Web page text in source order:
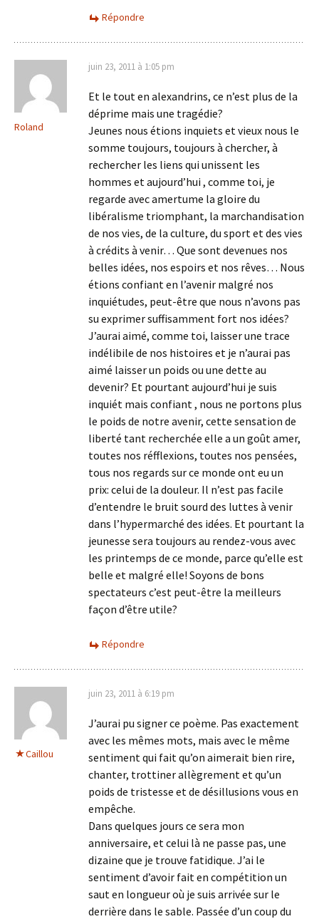
Répondre
Roland
juin 23, 2011 à 1:05 pm
Et le tout en alexandrins, ce n’est plus de la
déprime mais une tragédie?
Jeunes nous étions inquiets et vieux nous le
somme toujours, toujours à chercher, à
rechercher les liens qui unissent les
hommes et aujourd’hui , comme toi, je
regarde avec amertume la gloire du
libéralisme triomphant, la marchandisation
de nos vies, de la culture, du sport et des vies
à crédits à venir… Que sont devenues nos
belles idées, nos espoirs et nos rêves… Nous
étions confiant en l’avenir malgré nos
inquiétudes, peut-être que nous n’avons pas
su exprimer suffisamment fort nos idées?
J’aurai aimé, comme toi, laisser une trace
indélibile de nos histoires et je n’aurai pas
aimé laisser un poids ou une dette au
devenir? Et pourtant aujourd’hui je suis
inquiét mais confiant , nous ne portons plus
le poids de notre avenir, cette sensation de
liberté tant recherchée elle a un goût amer,
toutes nos réfflexions, toutes nos pensées,
tous nos regards sur ce monde ont eu un
prix: celui de la douleur. Il n’est pas facile
d’entendre le bruit sourd des luttes à venir
dans l’hypermarché des idées. Et pourtant la
jeunesse sera toujours au rendez-vous avec
les printemps de ce monde, parce qu’elle est
belle et malgré elle! Soyons de bons
spectateurs c’est peut-être la meilleurs
façon d’être utile?
Répondre
Caillou
juin 23, 2011 à 6:19 pm
J’aurai pu signer ce poème. Pas exactement
avec les mêmes mots, mais avec le même
sentiment qui fait qu’on aimerait bien rire,
chanter, trottiner allègrement et qu’un
poids de tristesse et de désillusions vous en
empêche.
Dans quelques jours ce sera mon
anniversaire, et celui là ne passe pas, une
dizaine que je trouve fatidique. J’ai le
sentiment d’avoir fait en compétition un
saut en longueur où je suis arrivée sur le
derrière dans le sable. Passée d’un coup du